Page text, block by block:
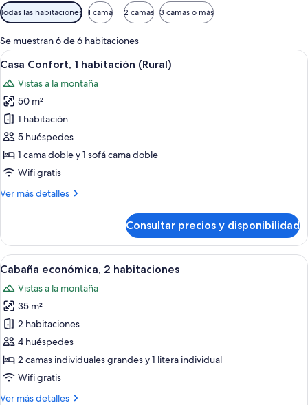
Filtros
disponibles
para
las
habitaciones
Todas las habitaciones 1 cama 2 camas 3 camas o más
Se muestran 6 de 6 habitaciones
Abrir
todas
las
fotos
de
Casa
Confort,
1
habitación
(Rural)
Una cama bien hecha con un
7
Casa Confort, 1 habitación (Rural)
Vistas a la montaña
50 m²
1 habitación
5 huéspedes
1 cama doble y 1 sofá cama doble
Wifi gratis
Ver más detalles
Más
Confort,
habitación
Consultar precios y disponibilidad
Abrir
todas
las
fotos
de
Cabaña
económica,
2
habitaciones
Un hilera de cabañas de madera
10
Cabaña económica, 2 habitaciones
Vistas a la montaña
35 m²
2 habitaciones
4 huéspedes
2 camas individuales grandes y 1 litera individual
Wifi gratis
Ver más detalles
Más